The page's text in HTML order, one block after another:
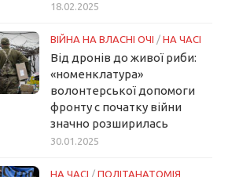
18.02.2025
ВІЙНА НА ВЛАСНІ ОЧІ / НА ЧАСІ
Від дронів до живої риби:
«номенклатура»
волонтерської допомоги
фронту с початку війни
значно розширилась
30.01.2025
НА ЧАСІ / ПОЛІТАНАТОМІЯ